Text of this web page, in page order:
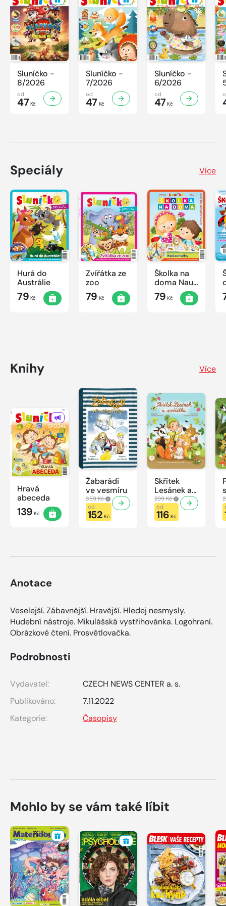
Sluníčko -
8/2026
od
47 Kč
Sluníčko -
7/2026
od
47 Kč
Sluníčko -
6/2026
od
47Kč
Speciály Více
Hurá do
Austrálie
79 Kč
Zvířátka ze
zoo
79 Kč
Školka na
doma Nauč
se hodiny
79 Kč
Knihy Více
Hravá
abeceda
139 Kč
Žabarádi
ve vesmíru
359 Kč
od
152 Kč
Skřítek
Lesánek a
zvířátka
299 Kč
od
116 Kč
Anotace
Veselejší. Zábavnější. Hravější. Hledej nesmysly.
Hudební nástroje. Mikulášská vystřihovánka. Logohraní.
Obrázkové čtení. Prosvětlovačka.
Podrobnosti
Vydavatel:
CZECH NEWS CENTER a. s.
Publikováno:
7.11.2022
Kategorie:
Časopisy
Mohlo by se vám také líbit